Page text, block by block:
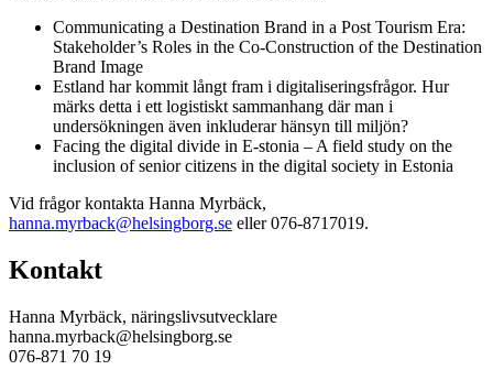
Communicating a Destination Brand in a Post Tourism Era:
Stakeholder’s Roles in the Co-Construction of the Destination
Brand Image
Estland har kommit långt fram i digitaliseringsfrågor. Hur
märks detta i ett logistiskt sammanhang där man i
undersökningen även inkluderar hänsyn till miljön?
Facing the digital divide in E-stonia – A field study on the
inclusion of senior citizens in the digital society in Estonia
Vid frågor kontakta Hanna Myrbäck,
hanna.myrback@helsingborg.se eller 076-8717019.
Kontakt
Hanna Myrbäck, näringslivsutvecklare
hanna.myrback@helsingborg.se
076-871 70 19